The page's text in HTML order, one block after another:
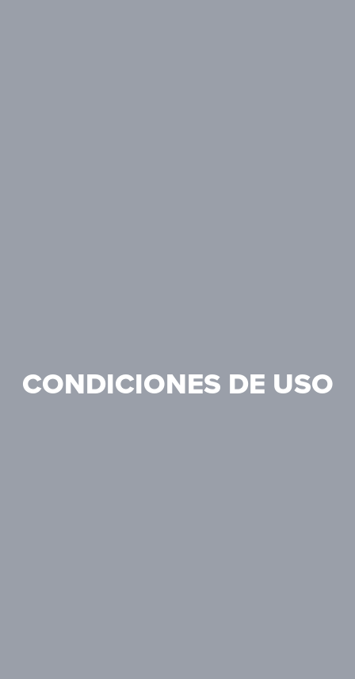
CONDICIONES DE USO